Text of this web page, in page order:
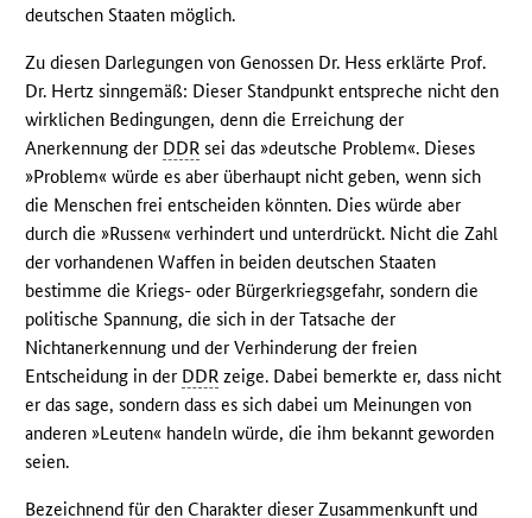
deutschen Staaten möglich.
Zu diesen Darlegungen von Genossen Dr. Hess erklärte Prof.
Dr. Hertz sinngemäß: Dieser Standpunkt entspreche nicht den
wirklichen Bedingungen, denn die Erreichung der
Anerkennung der DDR sei das »deutsche Problem«. Dieses
»Problem« würde es aber überhaupt nicht geben, wenn sich
die Menschen frei entscheiden könnten. Dies würde aber
durch die »Russen« verhindert und unterdrückt. Nicht die Zahl
der vorhandenen Waffen in beiden deutschen Staaten
bestimme die Kriegs- oder Bürgerkriegsgefahr, sondern die
politische Spannung, die sich in der Tatsache der
Nichtanerkennung und der Verhinderung der freien
Entscheidung in der DDR zeige. Dabei bemerkte er, dass nicht
er das sage, sondern dass es sich dabei um Meinungen von
anderen »Leuten« handeln würde, die ihm bekannt geworden
seien.
Bezeichnend für den Charakter dieser Zusammenkunft und